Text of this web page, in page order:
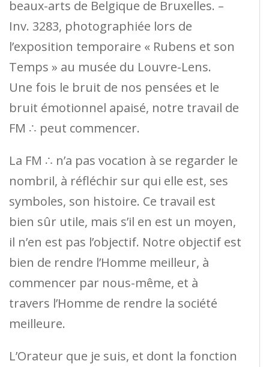
beaux-arts de Belgique de Bruxelles. –
Inv. 3283, photographiée lors de
l’exposition temporaire « Rubens et son
Temps » au musée du Louvre-Lens.
Une fois le bruit de nos pensées et le
bruit émotionnel apaisé, notre travail de
FM ∴ peut commencer.
La FM ∴ n’a pas vocation à se regarder le
nombril, à réfléchir sur qui elle est, ses
symboles, son histoire. Ce travail est
bien sûr utile, mais s’il en est un moyen,
il n’en est pas l’objectif. Notre objectif est
bien de rendre l’Homme meilleur, à
commencer par nous-même, et à
travers l’Homme de rendre la société
meilleure.
L’Orateur que je suis, et dont la fonction